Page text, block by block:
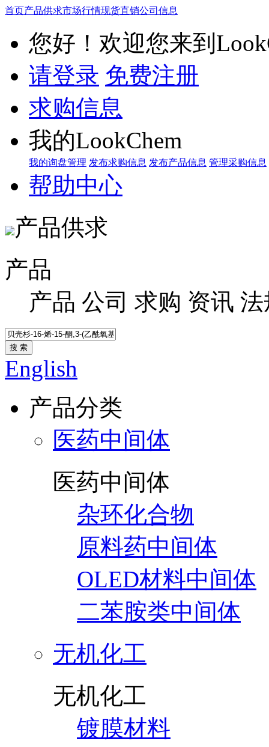
首页产品供求市场行情现货直销公司信息
您好！欢迎您来到
请登录 免费注册
求购信息
我的LookChem
我的询盘管理 发布求购信息 发布产品信息 管理采购信息
帮助中心
产品供求
产品
产品 公司 求购 资讯 法
搜 索
English
产品分类
医药中间体
医药中间体
杂环化合物
原料药中间体
OLED材料中间体
二苯胺类中间体
无机化工
无机化工
镀膜材料